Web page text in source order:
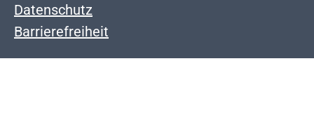
Datenschutz
Barrierefreiheit